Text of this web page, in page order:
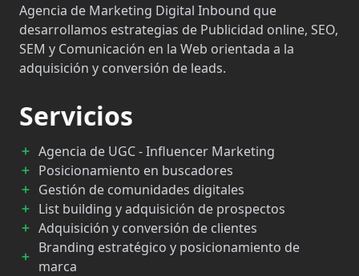
Agencia de Marketing Digital Inbound que
desarrollamos estrategias de Publicidad online, SEO,
SEM y Comunicación en la Web orientada a la
adquisición y conversión de leads.
Servicios
Agencia de UGC - Influencer Marketing
Posicionamiento en buscadores
Gestión de comunidades digitales
List building y adquisición de prospectos
Adquisición y conversión de clientes
Branding estratégico y posicionamiento de
marca